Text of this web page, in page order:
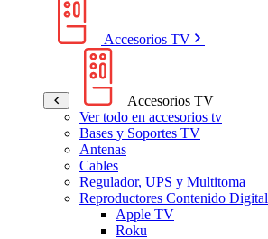
Accesorios TV
Accesorios TV
Ver todo en accesorios tv
Bases y Soportes TV
Antenas
Cables
Regulador, UPS y Multitoma
Reproductores Contenido Digital
Apple TV
Roku